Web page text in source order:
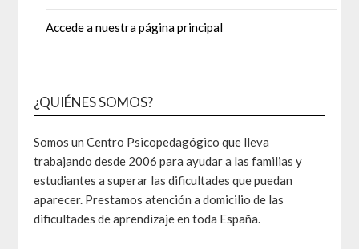
Accede a nuestra página principal
¿QUIÉNES SOMOS?
Somos un Centro Psicopedagógico que lleva
trabajando desde 2006 para ayudar a las familias y
estudiantes a superar las dificultades que puedan
aparecer. Prestamos atención a domicilio de las
dificultades de aprendizaje en toda España.